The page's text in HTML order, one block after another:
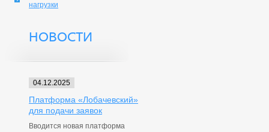
нагрузки
НОВОСТИ
04.12.2025
Платформа «Лобачевский»
для подачи заявок
Вводится новая платформа